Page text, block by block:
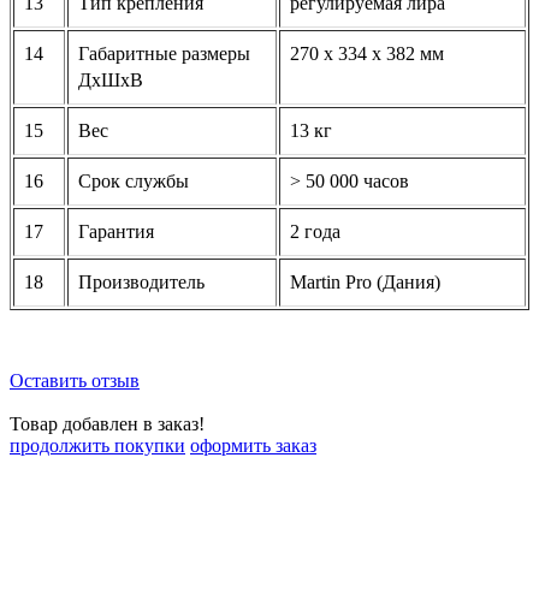
14
Габаритные размеры
ДхШхВ
270 х 334 х 382 мм
15 Вес 13 кг
16 Срок службы > 50 000 часов
17 Гарантия 2 года
18 Производитель Martin Pro (Дания)
Оставить отзыв
Товар добавлен в заказ!
продолжить покупки оформить заказ